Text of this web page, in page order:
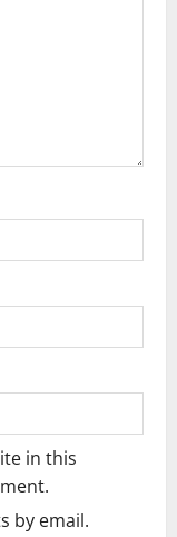
in this
by email.